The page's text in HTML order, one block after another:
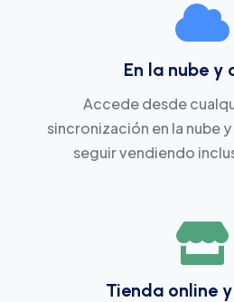
En la nube y
Accede desde
sincronización en la nube
seguir vendiendo
Tienda online